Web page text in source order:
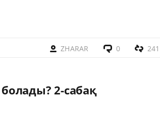
ZHARAR 0 241
болады? 2-сабақ